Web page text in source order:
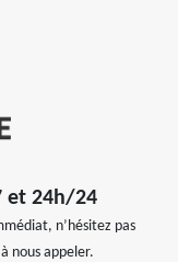
et 24h/24
n’hésitez pas
nous appeler.